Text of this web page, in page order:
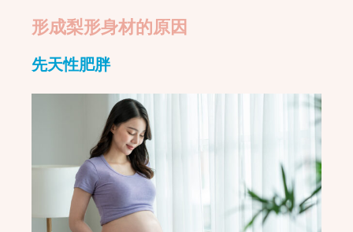
形成梨形身材的原因
先天性肥胖